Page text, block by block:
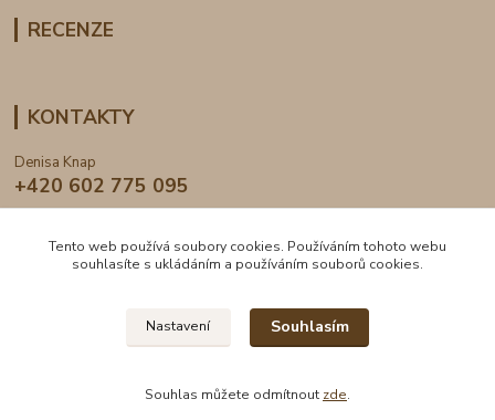
RECENZE
KONTAKTY
Denisa Knap
+420 602 775 095
2024 © DogDen.cz, všechna práva vyhrazena
Tento web používá soubory cookies. Používáním tohoto webu
souhlasíte s ukládáním a používáním souborů cookies.
Nastavení Souhlasím
Souhlas můžete odmítnout zde.